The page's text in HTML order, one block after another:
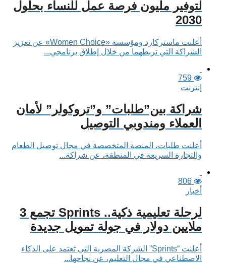
لتوفير مليون فرصة عمل للنساء بحلول
2030
أعلنت ماستركارد ومؤسسة «Women Choice» عن تعزيز
الشراكة التي تربطهما من خلال إطلاق برنامجي...
759
إنترنت
شراكة بين”طلبات” و”تروكولر” لأمان
العملاء ومندوبي التوصيل
أعلنت طلبات، المنصة المتخصصة في مجال توصيل الطعام
والتجارة السريعة في المنطقة، عن شراكة...
806
أخبار
لرحلة تعليمية ذكية.. Sprints تجمع 3
ملايين دولار في جولة تمويل جديدة
أعلنت “Sprints” الشركة المصرية التي تعتمد على الذكاء
الاصطناعي في مجال التعليم، عن نجاحها...